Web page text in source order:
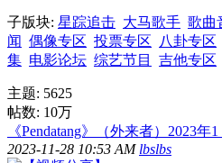
子版块: 星踪追击 大马歌手 歌曲
闻 偶像专区 投票专区 八卦专区
集 电影论坛 综艺节目 吉他专区
主题: 5625
帖数: 10万
《Pendatang》（外来者）2023年1
2023-11-28 10:53 AM lbslbs